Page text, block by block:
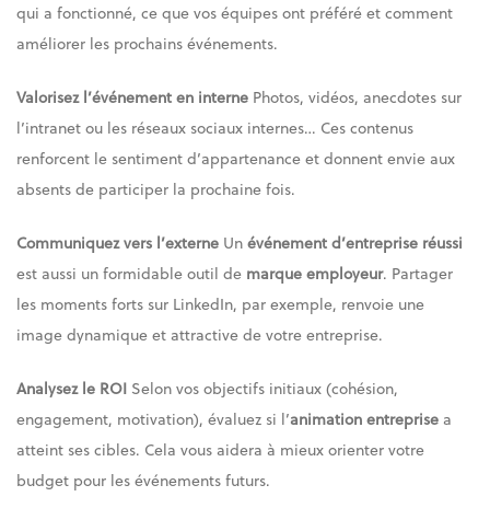
qui a fonctionné, ce que vos équipes ont préféré et comment
améliorer les prochains événements.
Valorisez l’événement en interne Photos, vidéos, anecdotes sur
l’intranet ou les réseaux sociaux internes… Ces contenus
renforcent le sentiment d’appartenance et donnent envie aux
absents de participer la prochaine fois.
Communiquez vers l’externe Unévénement d’entreprise réussi
est aussi un formidable outil de marque employeur. Partager
les moments forts sur LinkedIn, par exemple, renvoie une
image dynamique et attractive de votre entreprise.
Analysez le ROI Selon vos objectifs initiaux (cohésion,
engagement, motivation), évaluez si l’animation entreprise a
atteint ses cibles. Cela vous aidera à mieux orienter votre
budget pour les événements futurs.